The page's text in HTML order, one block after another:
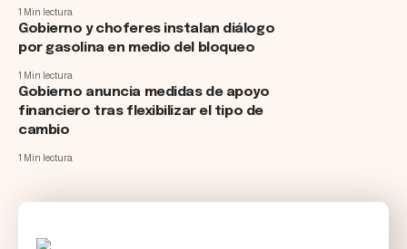
1 Min lectura
Gobierno y choferes instalan diálogo
por gasolina en medio del bloqueo
1 Min lectura
Gobierno anuncia medidas de apoyo
financiero tras flexibilizar el tipo de
cambio
1 Min lectura